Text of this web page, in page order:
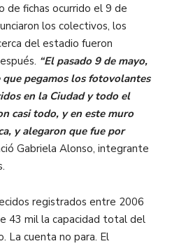
de fichas ocurrido el 9 de
los colectivos, los
del estadio fueron
“El pasado 9 de mayo,
que pegamos los fotovolantes
en la Ciudad y todo el
casi todo, y en este muro
y alegaron que fue por
Gabriela Alonso, integrante
registrados entre 2006
43 mil la capacidad total del
La cuenta no para. El